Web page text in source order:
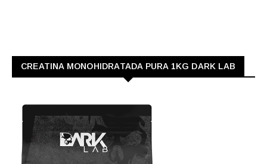
CREATINA MONOHIDRATADA PURA 1KG DARK LAB